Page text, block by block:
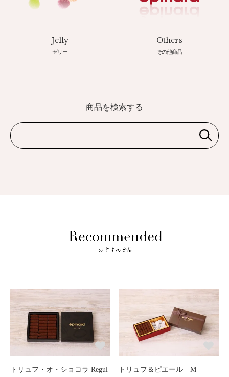
Jelly
ゼリー
Others
その他商品
商品を検索する
トリュフ・オ・ショコラ Regul
トリュフ＆ピエール M